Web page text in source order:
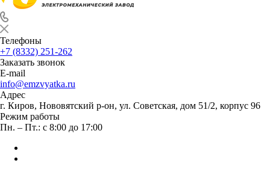
Телефоны
+7 (8332) 251-262
Заказать звонок
E-mail
info@emzvyatka.ru
Адрес
г. Киров, Нововятский р-он, ул. Советская, дом 51/2, корпус 96
Режим работы
Пн. – Пт.: с 8:00 до 17:00